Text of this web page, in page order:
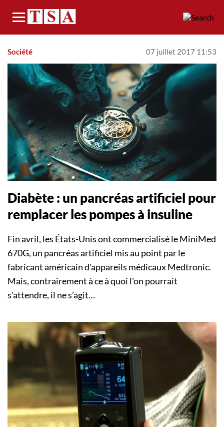
Menu
Société 07 juillet 2017 11:53
Diabète : un pancréas artificiel pour
remplacer les pompes à insuline
Fin avril, les États-Unis ont commercialisé le MiniMed
670G, un pancréas artificiel mis au point par le
fabricant américain d'appareils médicaux Medtronic.
Mais, contrairement à ce à quoi l'on pourrait
s'attendre, il ne s’agit…